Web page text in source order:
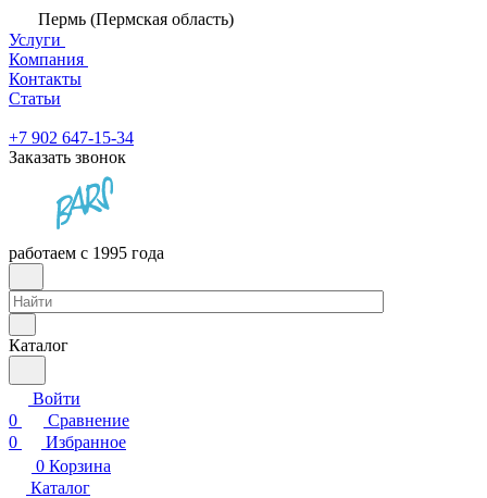
Пермь (Пермская область)
Услуги
Компания
Контакты
Статьи
+7 902 647-15-34
Заказать звонок
работаем с 1995 года
Каталог
Войти
0
Сравнение
0
Избранное
0 Корзина
Каталог